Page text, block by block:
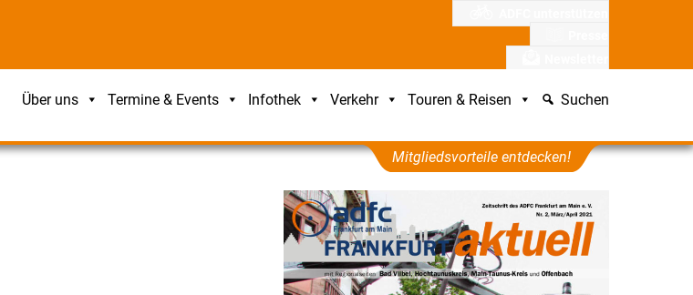
Über uns Termine & Events Infothek Verkehr Touren & Reisen Suchen
Mitgliedsvorteile entdecken!